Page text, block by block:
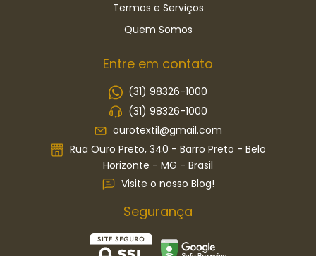
Termos e Serviços
Quem Somos
Entre em contato
(31) 98326-1000
(31) 98326-1000
ourotextil@gmail.com
Rua Ouro Preto, 340 - Barro Preto - Belo
Horizonte - MG - Brasil
Visite o nosso Blog!
Segurança